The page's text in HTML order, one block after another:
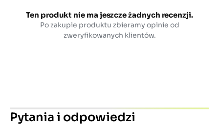
Ten produkt nie ma jeszcze żadnych recenzji.
Po zakupie produktu zbieramy opinie od
zweryfikowanych klientów.
Pytania i odpowiedzi